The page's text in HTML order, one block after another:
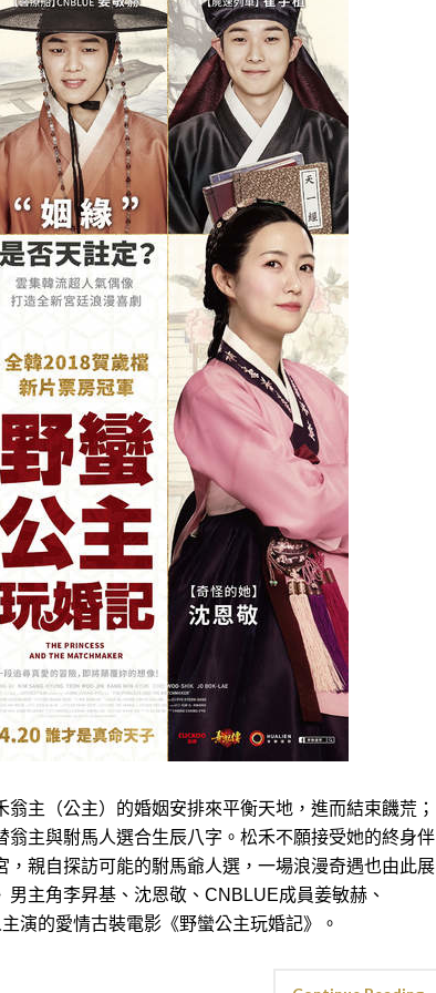
主（公主）的婚姻安排來平衡天地，進而結束饑荒；
主與駙馬人選合生辰八字。松禾不願接受她的終身伴
親自探訪可能的駙馬爺人選，一場浪漫奇遇也由此展
主角李昇基、沈恩敬、CNBLUE成員姜敏赫、
演的愛情古裝電影《野蠻公主玩婚記》。